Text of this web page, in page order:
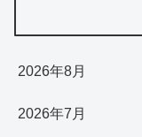
2026年8月
2026年7月